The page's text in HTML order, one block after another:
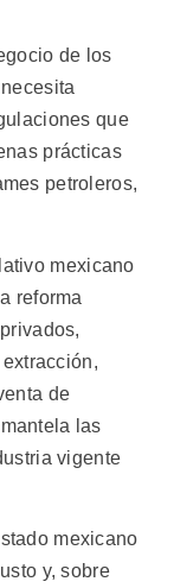
de los
que
prácticas
petroleros,
mexicano
reforma
de
las
vigente
mexicano
y, sobre